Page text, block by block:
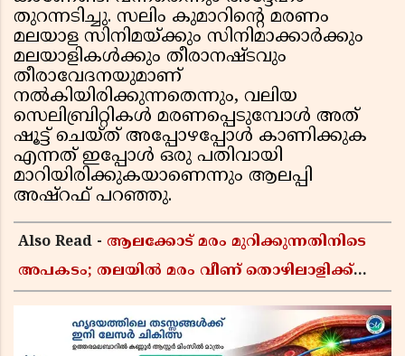
തുറന്നടിച്ചു. സലിം കുമാറിന്റെ മരണം
മലയാള സിനിമയ്ക്കും സിനിമാക്കാർക്കും
മലയാളികൾക്കും തീരാനഷ്ടവും
തീരാവേദനയുമാണ്
നൽകിയിരിക്കുന്നതെന്നും, വലിയ
സെലിബ്രിറ്റികൾ മരണപ്പെടുമ്പോൾ അത്
ഷൂട്ട് ചെയ്ത് അപ്പോഴപ്പോൾ കാണിക്കുക
എന്നത് ഇപ്പോൾ ഒരു പതിവായി
മാറിയിരിക്കുകയാണെന്നും ആലപ്പി
അഷ്റഫ് പറഞ്ഞു.
Also Read - ആലക്കോട് മരം മുറിക്കുന്നതിനിടെ
അപകടം; തലയിൽ മരം വീണ് തൊഴിലാളിക്ക്